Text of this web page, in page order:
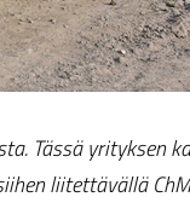
Tässä yrityksen
liitettävällä